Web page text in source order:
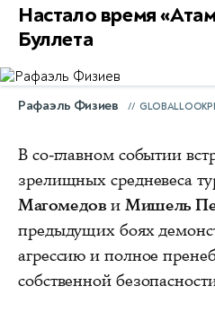
Настало время
Буллета
Рафаэль Физиев
В со-главном событии
зрелищных средневеса
Магомедов иМишель
предыдущих боях
агрессию и полное
собственной